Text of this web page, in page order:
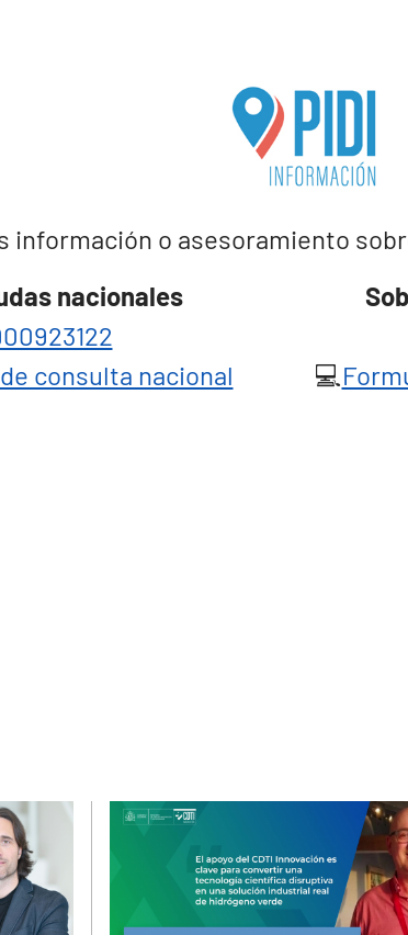
información o asesoramiento
nacionales
consulta nacional 💻